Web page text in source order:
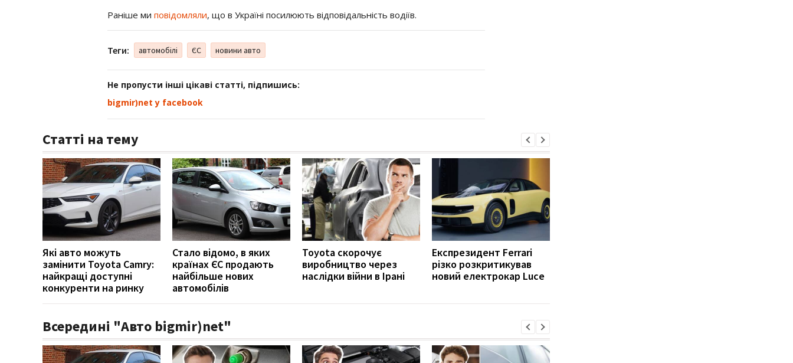
Раніше ми повідомляли, що в Україні посилюють відповідальність водіїв.
Теги: автомобілі ЄС новини авто
Не пропусти інші цікаві статті, підпишись:
bigmir)net у facebook
Статті на тему
Які авто можуть
замінити Toyota Camry:
найкращі доступні
конкуренти на ринку
Стало відомо, в яких
країнах ЄС продають
найбільше нових
автомобілів
Toyota скорочує
виробництво через
наслідки війни в Ірані
Експрезидент Ferrari
різко розкритикував
новий електрокар Luce
Всередині "Авто bigmir)net"